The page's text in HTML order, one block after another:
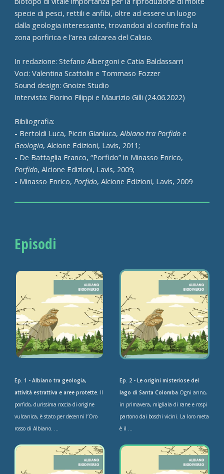
specie di pesci, rettili e anfibi, oltre ad essere un luogo
dalla geologia interessante, trovandosi al confine fra la
zona porfirica e l’area calcarea del Calisio.
In redazione: Stefano Albergoni e Catia Baldassarri
Voci: Valentina Scattolin e Tommaso Fozzer
Sound design: Gnoize Studio
Intervista: Fiorino Filippi e Maurizio Gilli (24.06.2022)
Bibliografia:
- Bertoldi Luca, Piccin Gianluca,Albiano tra Porfido e
Geologia, Alcione Edizioni, Lavis, 2011;
- De Battaglia Franco, “Porfido” in Minasso Enrico,
Porfido, Alcione Edizioni, Lavis, 2009;
- Minasso Enrico, Porfido, Alcione Edizioni, Lavis, 2009
Episodi
Ep. 1 - Albiano tra geologia,
attività estrattiva e aree protette. Il
porfido, durissima roccia di origine
vulcanica, è stato per decenni l’Oro
rosso di Albiano. ...
Ep. 2 - Le origini misteriose del
lago di Santa Colomba Ogni anno,
in primavera, migliaia di rane e rospi
partono dai boschi vicini. La loro meta
è il ...